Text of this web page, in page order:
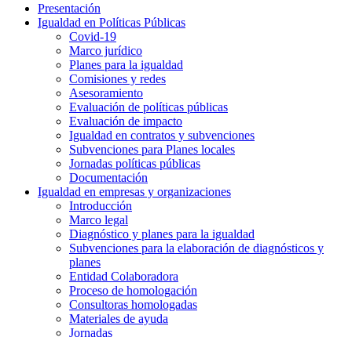
Presentación
Igualdad en Políticas Públicas
Covid-19
Marco jurídico
Planes para la igualdad
Comisiones y redes
Asesoramiento
Evaluación de políticas públicas
Evaluación de impacto
Igualdad en contratos y subvenciones
Subvenciones para Planes locales
Jornadas políticas públicas
Documentación
Igualdad en empresas y organizaciones
Introducción
Marco legal
Diagnóstico y planes para la igualdad
Subvenciones para la elaboración de diagnósticos y
planes
Entidad Colaboradora
Proceso de homologación
Consultoras homologadas
Materiales de ayuda
Jornadas